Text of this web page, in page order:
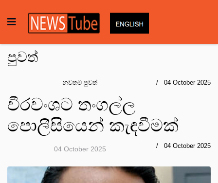
පුවත්
නවතම පුවත් 04 October 2025
වීරවංශට තංගල්ල
පොලීසියෙන් කැඳවීමක්
04 October 2025 04 October 2025